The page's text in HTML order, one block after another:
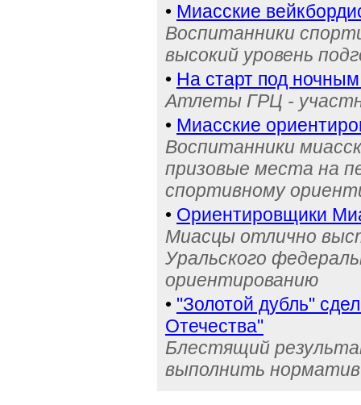
• Миасские
Воспитанники
высокий уровень
• На старт под
Атлеты ГРЦ -
• Миасские
Воспитанники
призовые места на
спортивному
• Ориентировщики
Миасцы отлично
Уральского
ориентированию
• "Золотой дубль"
Отечества"
Блестящий
выполнить